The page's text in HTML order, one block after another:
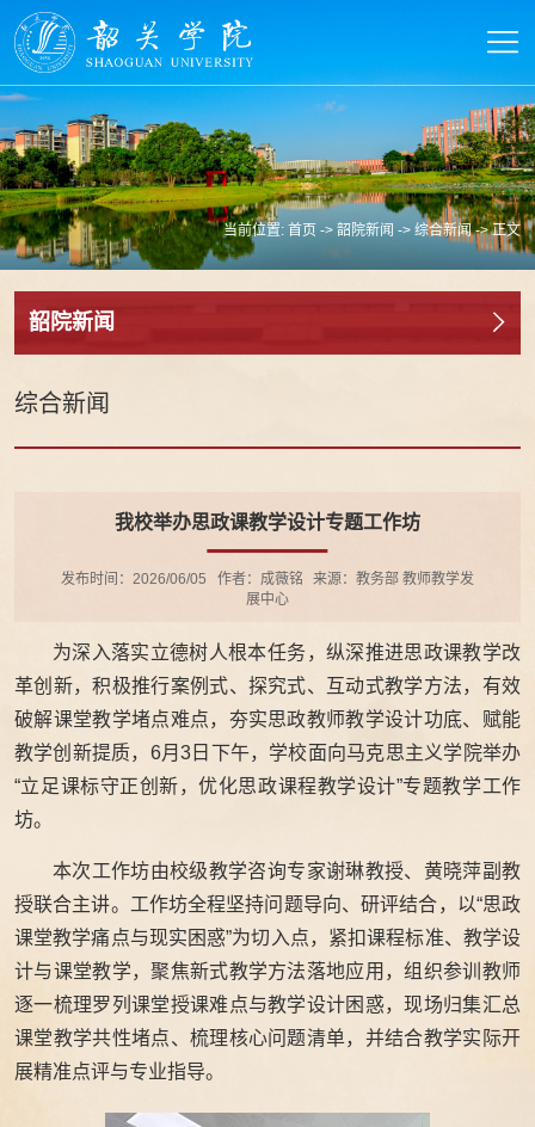
当前位置:首页 ->韶院新闻 ->综合新闻-> 正文
韶院新闻
综合新闻
我校举办思政课教学设计专题工作坊
发布时间：2026/06/05 作者：成薇铭
来源：教务部 教师教学发
展中心
为深入落实立德树人根本任务，纵深推进思政课教学改
革创新，积极推行案例式、探究式、互动式教学方法，有效
破解课堂教学堵点难点，夯实思政教师教学设计功底、赋能
教学创新提质，6月3日下午，学校面向马克思主义学院举办
“立足课标守正创新，优化思政课程教学设计”专题教学工作
坊。
本次工作坊由校级教学咨询专家谢琳教授、黄晓萍副教
授联合主讲。工作坊全程坚持问题导向、研评结合，以“思政
课堂教学痛点与现实困惑”为切入点，紧扣课程标准、教学设
计与课堂教学，聚焦新式教学方法落地应用，组织参训教师
逐一梳理罗列课堂授课难点与教学设计困惑，现场归集汇总
课堂教学共性堵点、梳理核心问题清单，并结合教学实际开
展精准点评与专业指导。